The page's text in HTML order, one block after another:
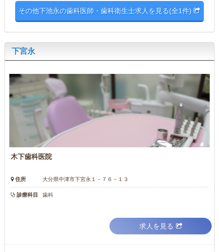
その他下池永の歯科医師・歯科衛生士求人を見る(全1件)
下宮永
木下歯科医院
住所 大分県中津市下宮永１－７６－１３
診療科目 歯科
求人を見る